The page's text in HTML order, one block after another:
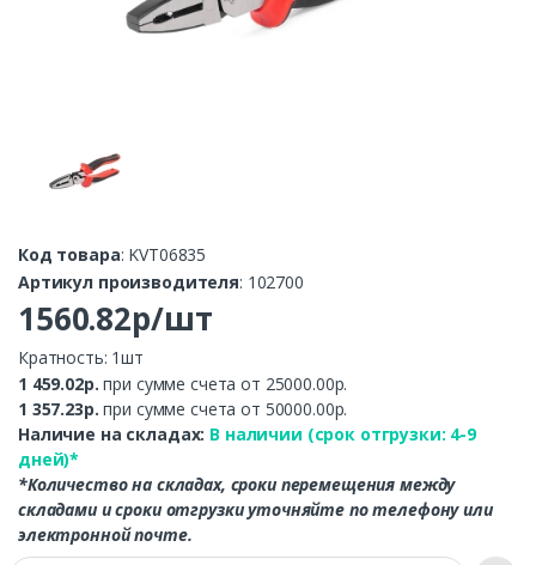
Код товара: KVT06835
Артикул производителя: 102700
1560.82р/шт
Кратность: 1шт
1 459.02р.при сумме счета от 25000.00р.
1 357.23р.при сумме счета от 50000.00р.
Наличие на складах: В наличии (срок отгрузки: 4-9
дней)*
*Количество на складах, сроки перемещения между
складами и сроки отгрузки уточняйте по телефону или
электронной почте.